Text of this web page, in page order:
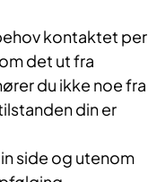
kontaktet per
det ut fra
du ikke noe fra
din er
side og utenom